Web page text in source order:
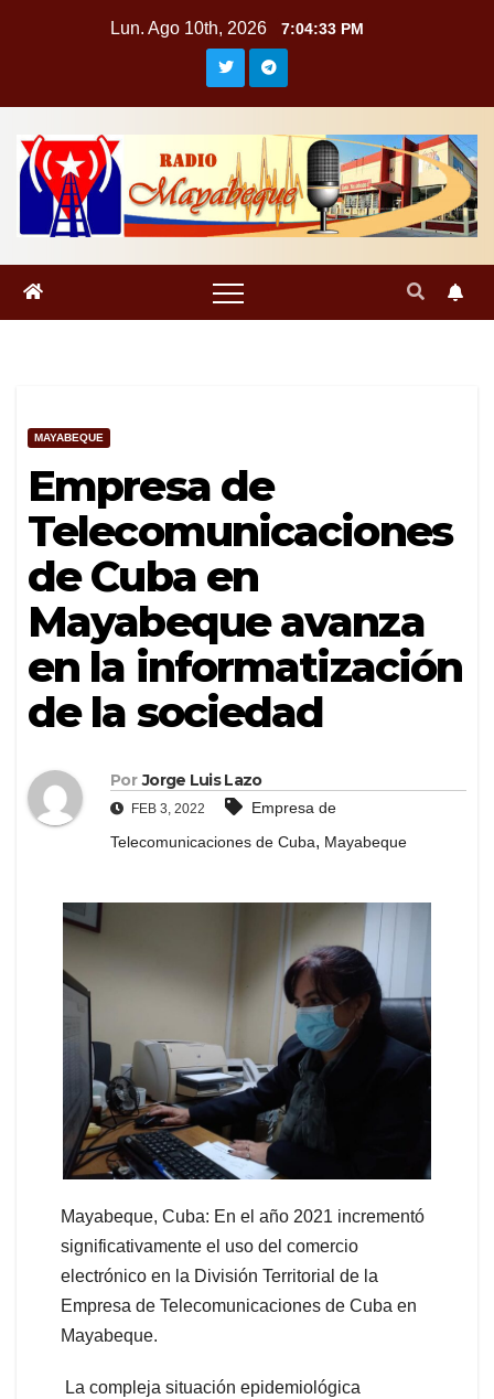
Lun. Ago 10th, 2026 7:04:33 PM
MAYABEQUE
Empresa de
Telecomunicaciones
de Cuba en
Mayabeque avanza
en la informatización
de la sociedad
Por Jorge Luis Lazo
FEB 3, 2022
Empresa de
Telecomunicaciones de Cuba, Mayabeque
Mayabeque, Cuba: En el año 2021 incrementó
significativamente el uso del comercio
electrónico en la División Territorial de la
Empresa de Telecomunicaciones de Cuba en
Mayabeque.
La compleja situación epidemiológica